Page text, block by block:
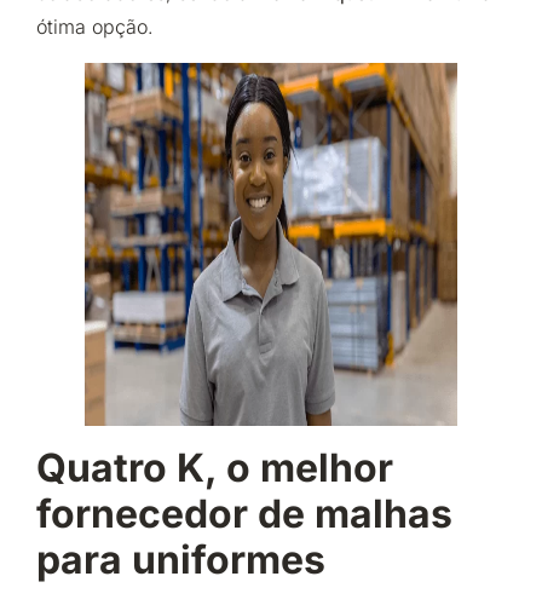
ótima opção.
Quatro K, o melhor
fornecedor de malhas
para uniformes